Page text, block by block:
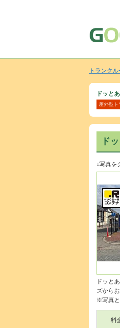
トランク
ドッと
屋外型ト
ド
↓写真を
ドッと
ズから
※写真と
料